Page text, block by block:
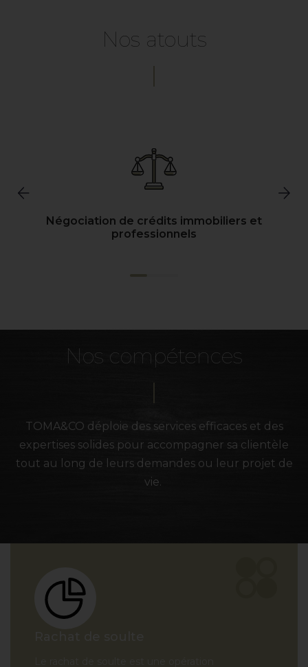
Nos atouts
Négociation de crédits immobiliers et
professionnels
Nos compétences
TOMA&CO déploie des services efficaces et des
expertises solides pour accompagner sa clientèle
tout au long de leurs demandes ou leur projet de
vie.